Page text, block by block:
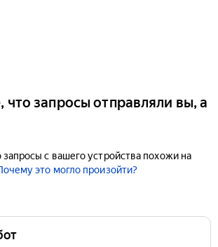
что запросы отправляли вы, а
с вашего устройства похожи на
это могло произойти?